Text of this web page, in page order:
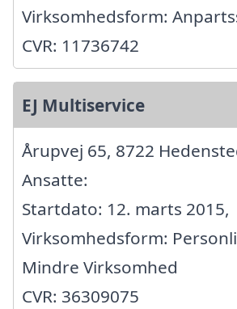
Virksomhedsform:
CVR: 11736742
EJ Multiservice
Årupvej 65, 8722
Ansatte:
Startdato: 12. marts 2015,
Virksomhedsform:
Mindre Virksomhed
CVR: 36309075